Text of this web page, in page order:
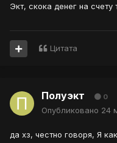
Экт, скока денег на счету
Цитата
Полуэкт 0
Опубликовано 24
да хз, честно говоря, Я